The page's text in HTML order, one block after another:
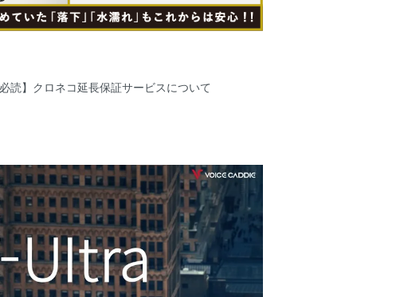
必読】クロネコ延長保証サービスについて